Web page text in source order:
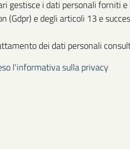
gestisce i dati personali forniti
(Gdpr) e degli articoli 13 e
dei dati personali
l'informativa sulla privacy